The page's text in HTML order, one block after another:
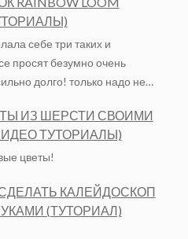
себе три таких и
просят безумно очень
долго! только надо не…
ИЗ ШЕРСТИ СВОИМИ
ТУТОРИАЛЫ)
цветы!
КАЛЕЙДОСКОП
(ТУТОРИАЛ)